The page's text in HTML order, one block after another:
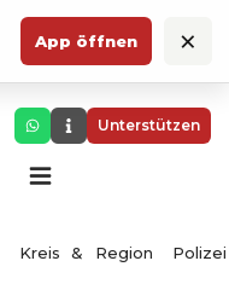
App öffnen ×
Unterstützen
Kreis & Region Polizei